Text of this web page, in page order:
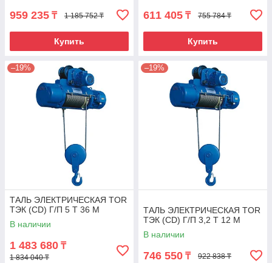
959 235 ₸ 1 185 752 ₸
Купить
611 405 ₸ 755 784 ₸
Купить
–19%
ТАЛЬ ЭЛЕКТРИЧЕСКАЯ TOR
ТЭК (CD) Г/П 5 Т 36 М
В наличии
1 483 680 ₸
1 834 040 ₸
–19%
ТАЛЬ ЭЛЕКТРИЧЕСКАЯ TOR
ТЭК (CD) Г/П 3,2 Т 12 М
В наличии
746 550 ₸ 922 838 ₸